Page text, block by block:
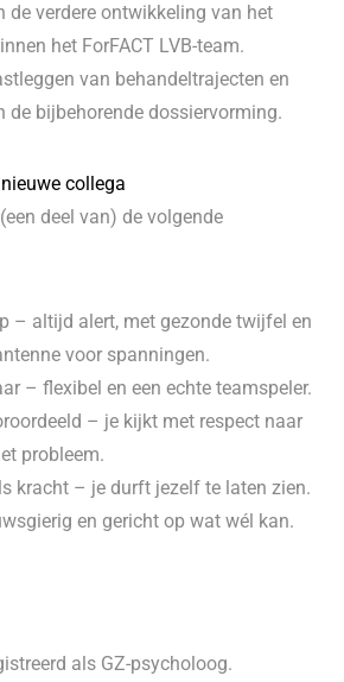
de verdere ontwikkeling van het
het ForFACT LVB-team.
van behandeltrajecten en
de bijbehorende dossiervorming.
collega
deel van) de volgende
– altijd alert, met gezonde twijfel en
voor spanningen.
– flexibel en een echte teamspeler.
– je kijkt met respect naar
probleem.
kracht – je durft jezelf te laten zien.
en gericht op wat wél kan.
als GZ-psycholoog.